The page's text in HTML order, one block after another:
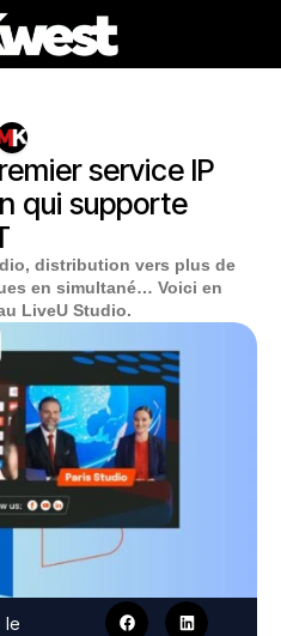
service IP
qui supporte
distribution vers plus de
en simultané… Voici en
LiveU Studio.
le